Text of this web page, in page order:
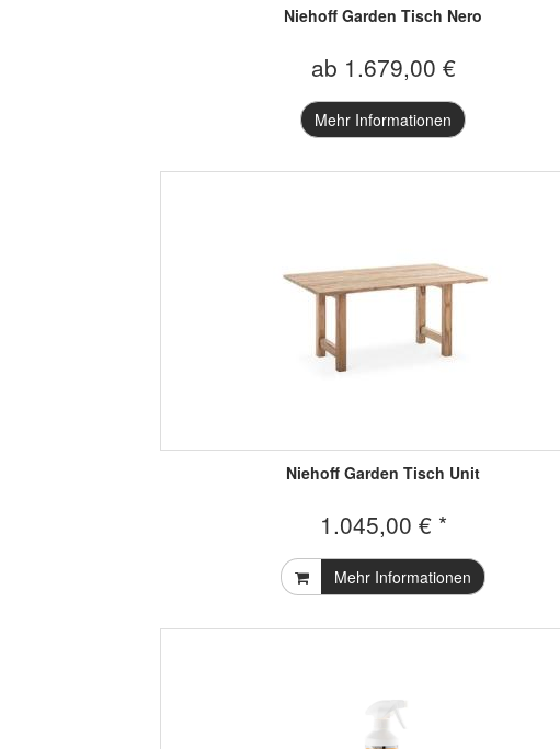
Niehoff Garden Tisch Nero
ab 1.679,00 €
Mehr Informationen
Niehoff Garden Tisch Unit
1.045,00 € *
Mehr Informationen